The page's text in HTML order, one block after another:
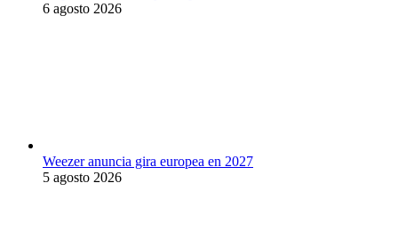
6 agosto 2026
Weezer anuncia gira europea en 2027
5 agosto 2026